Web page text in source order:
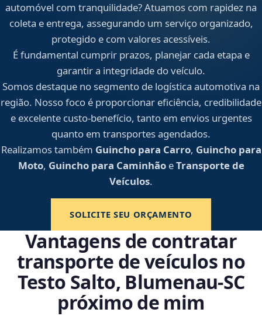
automóvel com tranquilidade? Atuamos com rapidez na
coleta e entrega, assegurando um serviço organizado,
protegido e com valores acessíveis.
É fundamental cumprir prazos, planejar cada etapa e
garantir a integridade do veículo.
Somos destaque no segmento de logística automotiva na
região. Nosso foco é proporcionar eficiência, credibilidade
e excelente custo-benefício, tanto em envios urgentes
quanto em transportes agendados.
Realizamos também Guincho para Carro, Guincho para
Moto, Guincho para CaminhãoeTransporte de
Veículos.
SOLICITE SEU ORÇAMENTO
Vantagens de contratar
transporte de veículos no
Testo Salto, Blumenau‑SC
próximo de mim